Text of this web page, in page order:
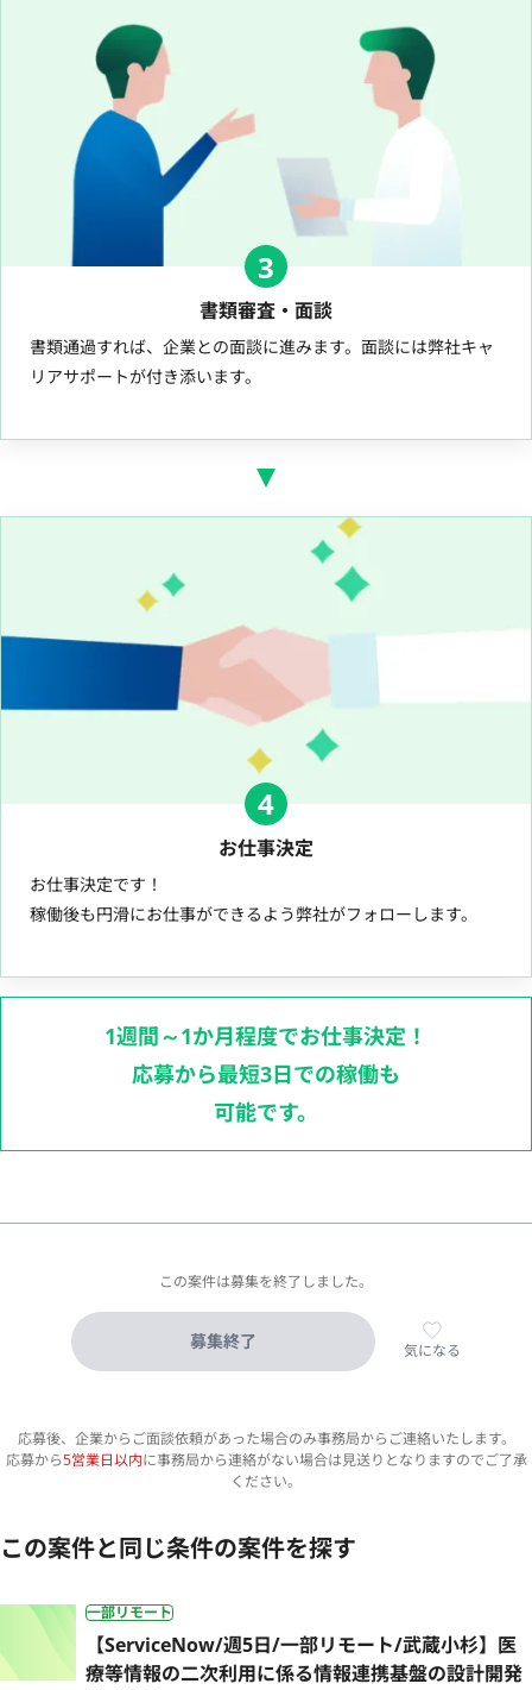
3
書類審査・面談
書類通過すれば、企業との面談に進みます。面談には弊社キャ
リアサポートが付き添います。
4
お仕事決定
お仕事決定です！
稼働後も円滑にお仕事ができるよう弊社がフォローします。
1週間～1か月程度でお仕事決定！
応募から最短3日での稼働も
可能です。
この案件は募集を終了しました。
募集終了 気になる
応募後、企業からご面談依頼があった場合のみ事務局からご連絡いたします。
応募から5営業日以内に事務局から連絡がない場合は見送りとなりますのでご了承
ください。
この案件と同じ条件の案件を探す
一部リモート
【ServiceNow/週5日/一部リモート/武蔵小杉】医
療等情報の二次利用に係る情報連携基盤の設計開発